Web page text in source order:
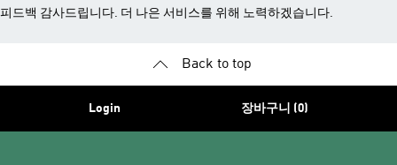
피드백 감사드립니다. 더 나은 서비스를 위해 노력하겠습니다.
Back to top
Login 장바구니 (0)